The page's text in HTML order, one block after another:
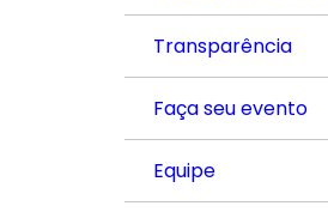
Transparência
Faça seu evento
Equipe